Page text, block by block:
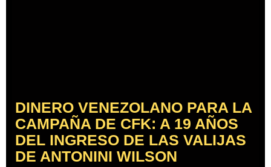
DINERO VENEZOLANO PARA LA
CAMPAÑA DE CFK: A 19 AÑOS
DEL INGRESO DE LAS VALIJAS
DE ANTONINI WILSON